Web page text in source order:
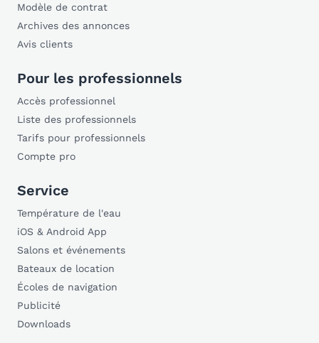
Modèle de contrat
Archives des annonces
Avis clients
Pour les professionnels
Accès professionnel
Liste des professionnels
Tarifs pour professionnels
Compte pro
Service
Température de l'eau
iOS & Android App
Salons et événements
Bateaux de location
Écoles de navigation
Publicité
Downloads